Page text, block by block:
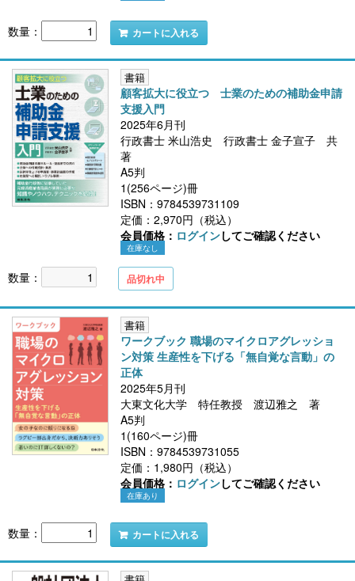
数量： カートに入れる
書籍
顧客拡大に役立つ 士業のための補助金申請
支援入門
2025年6月刊
行政書士 米山浩史 行政書士 金子宣子 共
著
A5判
1(256ページ)冊
ISBN：9784539731109
定価：2,970円（税込）
会員価格： ログインしてご確認ください
在庫なし
数量： 品切れ中
書籍
ワークブック 職場のマイクロアグレッショ
ン対策 生産性を下げる「無自覚な言動」の
正体
2025年5月刊
大東文化大学 特任教授 渡辺雅之 著
A5判
1(160ページ)冊
ISBN：9784539731055
定価：1,980円（税込）
会員価格： ログインしてご確認ください
在庫あり
数量： カートに入れる